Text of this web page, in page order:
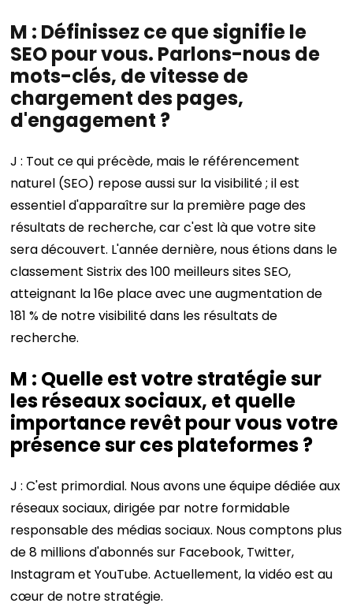
M : Définissez ce que signifie le
SEO pour vous. Parlons-nous de
mots-clés, de vitesse de
chargement des pages,
d'engagement ?
J : Tout ce qui précède, mais le référencement
naturel (SEO) repose aussi sur la visibilité ; il est
essentiel d'apparaître sur la première page des
résultats de recherche, car c'est là que votre site
sera découvert. L'année dernière, nous étions dans le
classement Sistrix des 100 meilleurs sites SEO,
atteignant la 16e place avec une augmentation de
181 % de notre visibilité dans les résultats de
recherche.
M : Quelle est votre stratégie sur
les réseaux sociaux, et quelle
importance revêt pour vous votre
présence sur ces plateformes ?
J : C'est primordial. Nous avons une équipe dédiée aux
réseaux sociaux, dirigée par notre formidable
responsable des médias sociaux. Nous comptons plus
de 8 millions d'abonnés sur Facebook, Twitter,
Instagram et YouTube. Actuellement, la vidéo est au
cœur de notre stratégie.